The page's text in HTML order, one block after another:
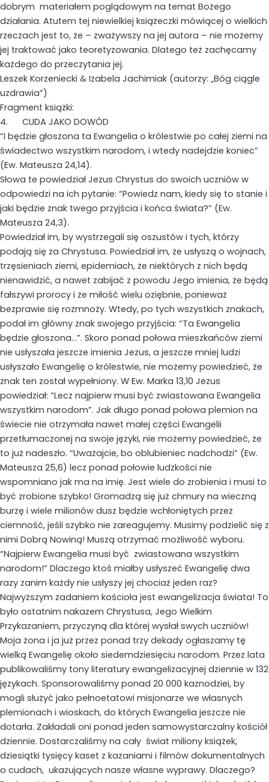
dobrym materiałem poglądowym na temat Bożego
działania. Atutem tej niewielkiej książeczki mówiącej o wielkich
rzeczach jest to, że – zważywszy na jej autora – nie możemy
jej traktować jako teoretyzowania. Dlatego też zachęcamy
każdego do przeczytania jej.
Leszek Korzeniecki & Izabela Jachimiak (autorzy: „Bóg ciągle
uzdrawia”)
Fragment książki:
4. CUDA JAKO DOWÓD
“I będzie głoszona ta Ewangelia o królestwie po całej ziemi na
świadectwo wszystkim narodom, i wtedy nadejdzie koniec”
(Ew. Mateusza 24,14).
Słowa te powiedział Jezus Chrystus do swoich uczniów w
odpowiedzi na ich pytanie: “Powiedz nam, kiedy się to stanie i
jaki będzie znak twego przyjścia i końca świata?” (Ew.
Mateusza 24,3).
Powiedział im, by wystrzegali się oszustów i tych, którzy
podają się za Chrystusa. Powiedział im, że usłyszą o wojnach,
trzęsieniach ziemi, epidemiach, że niektórych z nich będą
nienawidzić, a nawet zabijać z powodu Jego imienia, że będą
fałszywi prorocy i że miłość wielu oziębnie, ponieważ
bezprawie się rozmnoży. Wtedy, po tych wszystkich znakach,
podał im główny znak swojego przyjścia: “Ta Ewangelia
będzie głoszona…”. Skoro ponad połowa mieszkańców ziemi
nie usłyszała jeszcze imienia Jezus, a jeszcze mniej ludzi
usłyszało Ewangelię o królestwie, nie możemy powiedzieć, że
znak ten został wypełniony. W Ew. Marka 13,10 Jezus
powiedział: “Lecz najpierw musi być zwiastowana Ewangelia
wszystkim narodom”. Jak długo ponad połowa plemion na
świecie nie otrzymała nawet małej części Ewangelii
przetłumaczonej na swoje języki, nie możemy powiedzieć, że
to już nadeszło. “Uważajcie, bo oblubieniec nadchodzi” (Ew.
Mateusza 25,6) lecz ponad połowie ludzkości nie
wspomniano jak ma na imię. Jest wiele do zrobienia i musi to
być zrobione szybko! Gromadzą się już chmury na wieczną
burzę i wiele milionów dusz będzie wchłoniętych przez
ciemność, jeśli szybko nie zareagujemy. Musimy podzielić się z
nimi Dobrą Nowiną! Muszą otrzymać możliwość wyboru.
“Najpierw Ewangelia musi być zwiastowana wszystkim
narodom!” Dlaczego ktoś miałby usłyszeć Ewangelię dwa
razy zanim każdy nie usłyszy jej chociaż jeden raz?
Najwyższym zadaniem kościoła jest ewangelizacja świata! To
było ostatnim nakazem Chrystusa, Jego Wielkim
Przykazaniem, przyczyną dla której wysłał swych uczniów!
Moja żona i ja już przez ponad trzy dekady ogłaszamy tę
wielką Ewangelię około siedemdziesięciu narodom. Przez lata
publikowaliśmy tony literatury ewangelizacyjnej dziennie w 132
językach. Sponsorowaliśmy ponad 20 000 kaznodziei, by
mogli służyć jako pełnoetatowi misjonarze we własnych
plemionach i wioskach, do których Ewangelia jeszcze nie
dotarła. Zakładali oni ponad jeden samowystarczalny kościół
dziennie. Dostarczaliśmy na cały świat miliony książek,
dziesiątki tysięcy kaset z kazaniami i filmów dokumentalnych
o cudach, ukazujących nasze własne wyprawy. Dlaczego?